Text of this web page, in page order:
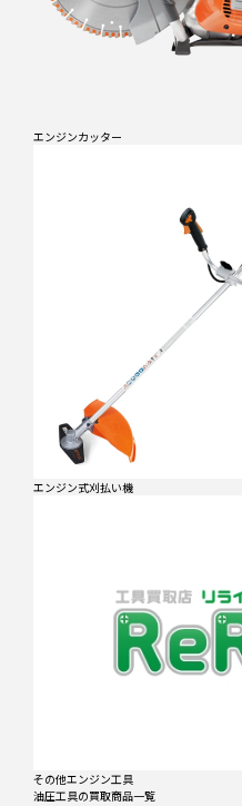
エンジンカッター
エンジン式刈払い機
その他エンジン工具
油圧工具の買取商品一覧